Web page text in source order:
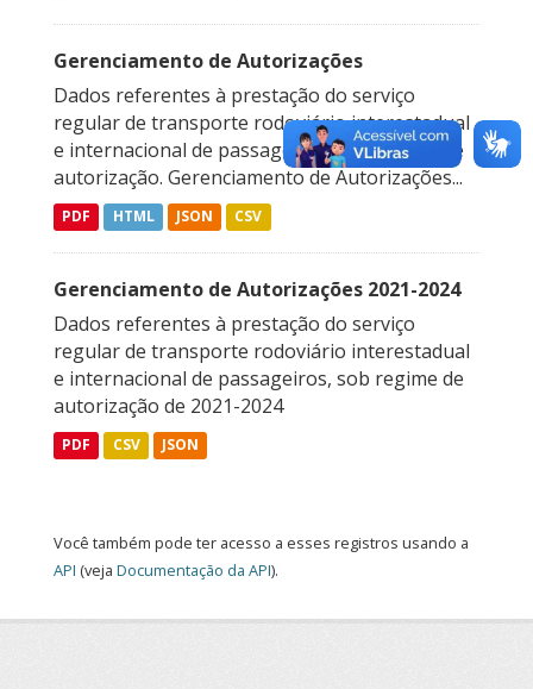
Gerenciamento de Autorizações
Dados referentes à prestação do serviço
regular de transporte rodoviário interestadual
e internacional de passageiros, sob regime de
autorização. Gerenciamento de Autorizações...
PDF HTML JSON CSV
Gerenciamento de Autorizações 2021-2024
Dados referentes à prestação do serviço
regular de transporte rodoviário interestadual
e internacional de passageiros, sob regime de
autorização de 2021-2024
PDF CSV JSON
Você também pode ter acesso a esses registros usando a
API (veja Documentação da API).